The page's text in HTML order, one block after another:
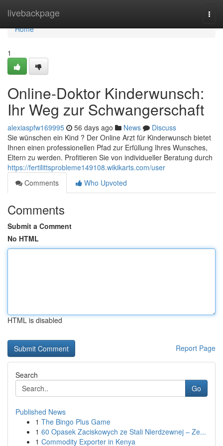
livebackpage
Home
Home
1
Online-Doktor Kinderwunsch:
Ihr Weg zur Schwangerschaft
alexiaspfw169995 56 days ago News
Discuss
Sie wünschen ein Kind ? Der Online Arzt für Kinderwunsch bietet
Ihnen einen professionellen Pfad zur Erfüllung Ihres Wunsches,
Eltern zu werden. Profitieren Sie von individueller Beratung durch
https://fertilittsprobleme149108.wikikarts.com/user
Comments
Who Upvoted
Comments
Submit a Comment
No HTML
HTML is disabled
Report Page
Search
Go
Published News
1 The Bingo Plus Game
1 60 Opasek Zaciskowych ze Stali Nierdzewnej – Ze...
1 Commodity Exporter in Kenya